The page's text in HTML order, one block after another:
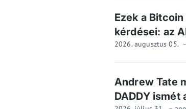
Ezek a
kérdései: az
2026. augusztus 05.
Andrew Tate
DADDY ismét